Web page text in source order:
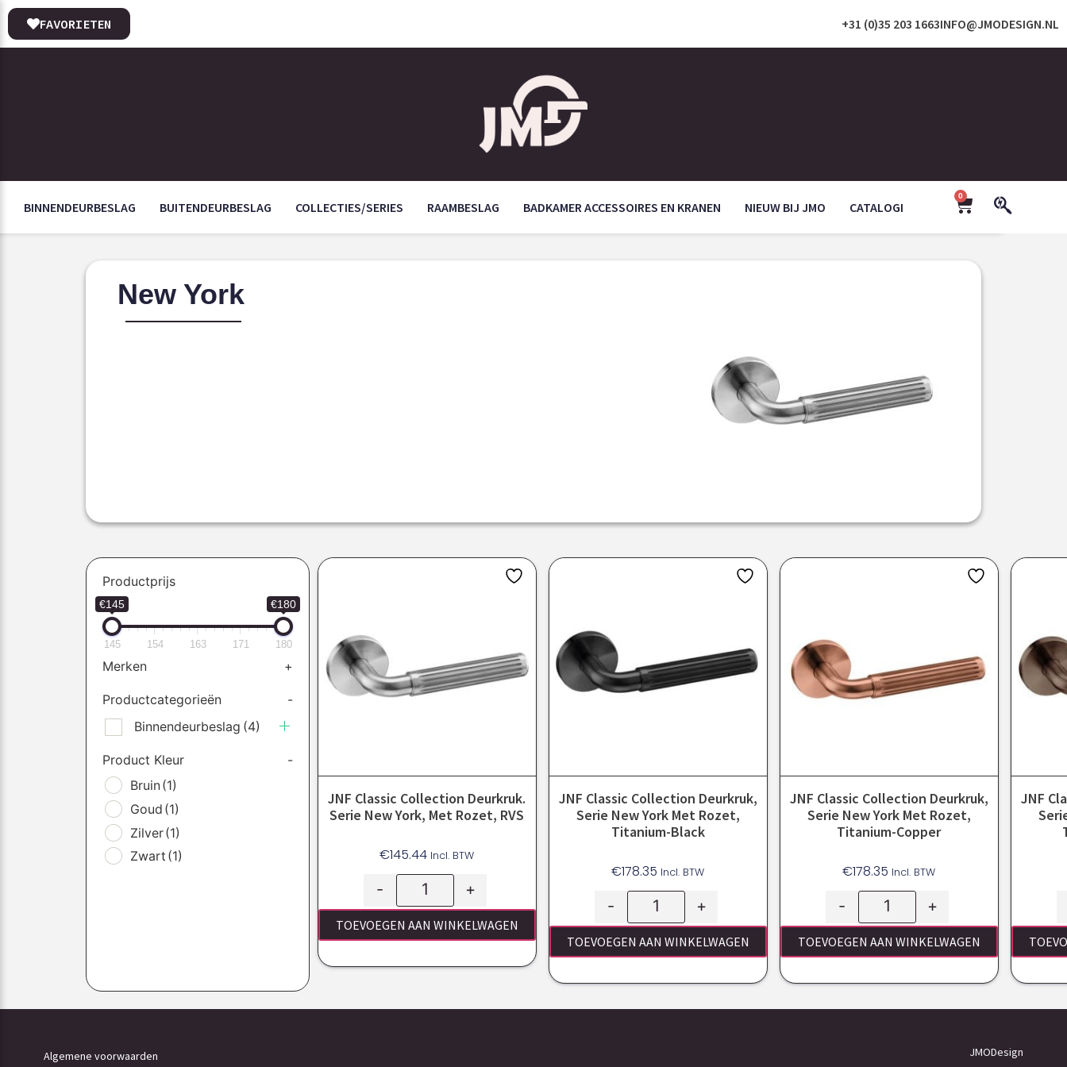
INFO@JMODESIGN.NL
+31 (0)35 203 1663
FAVORIETEN
BINNENDEURBESLAG BUITENDEURBESLAG COLLECTIES/SERIES RAAMBESLAG BADKAMER ACCESSOIRES EN KRANEN NIEUW BIJ JMO CATALOGI
0
New York
Productprijs
€145 €180
145 154 163 171 180
Merken +
Productcategorieën
-
Binnendeurbeslag (4)
Product Kleur
-
Bruin(1)
Goud (1)
Zilver(1)
Zwart (1)
JNF Classic Collection Deurkruk.
Serie New York, Met Rozet, RVS
€145.44 Incl. BTW
- +
TOEVOEGEN AAN WINKELWAGEN
JNF Classic Collection Deurkruk,
Serie New York Met Rozet,
Titanium-Black
€178.35 Incl. BTW
- +
TOEVOEGEN AAN WINKELWAGEN
JNF Classic Collection Deurkruk,
Serie New York Met Rozet,
Titanium-Copper
€178.35 Incl. BTW
- +
TOEVOEGEN AAN WINKELWAGEN
JNF
Algemene voorwaarden JMODesign